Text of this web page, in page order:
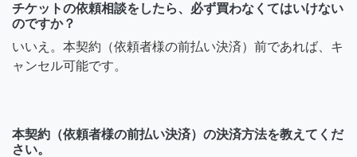
チケットの依頼相談をしたら、必ず買わなくてはいけない
のですか？
いいえ。本契約（依頼者様の前払い決済）前であれば、キ
ャンセル可能です。
本契約（依頼者様の前払い決済）の決済方法を教えてくだ
さい。